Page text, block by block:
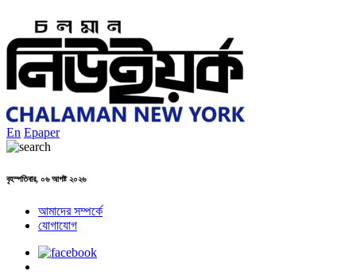
En Epaper
বৃহস্পতিবার, ০৬ আগষ্ট ২০২৬
আমাদের সম্পর্কে
যোগাযোগ